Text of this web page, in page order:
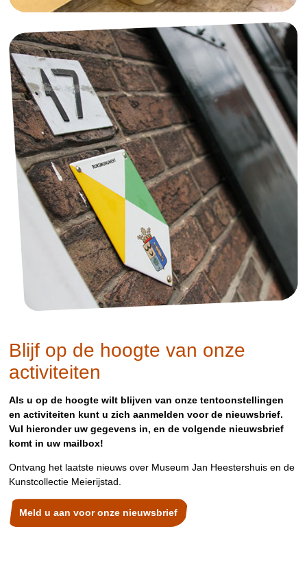
Blijf op de hoogte van onze
activiteiten
Als u op de hoogte wilt blijven van onze tentoonstellingen
en activiteiten kunt u zich aanmelden voor de nieuwsbrief.
Vul hieronder uw gegevens in, en de volgende nieuwsbrief
komt in uw mailbox!
Ontvang het laatste nieuws over Museum Jan Heestershuis en de
Kunstcollectie Meierijstad.
Meld u aan voor onze nieuwsbrief